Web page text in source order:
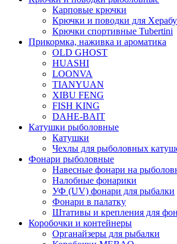
Карповые крючки
Крючки и поводки для
Крючки спортивные Tubertini
Прикормка, наживка и ароматика
OLD GHOST
HUASHI
LOONVA
TIANYUAN
XIBU FENG
FISH KING
DAHE-BAIT
Катушки рыболовные
Катушки
Чехлы для рыболовных
Фонари рыболовные
Навесные фонари на
Налобные фонарики
УФ (UV) фонари для рыбалки
Фонари в палатку
Штативы и крепления для
Коробочки и контейнеры
Органайзеры для рыбалки